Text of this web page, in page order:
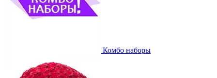
Комбо наборы